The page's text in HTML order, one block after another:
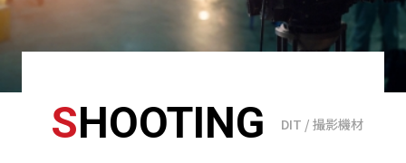
SHOOTING DIT / 撮影機材